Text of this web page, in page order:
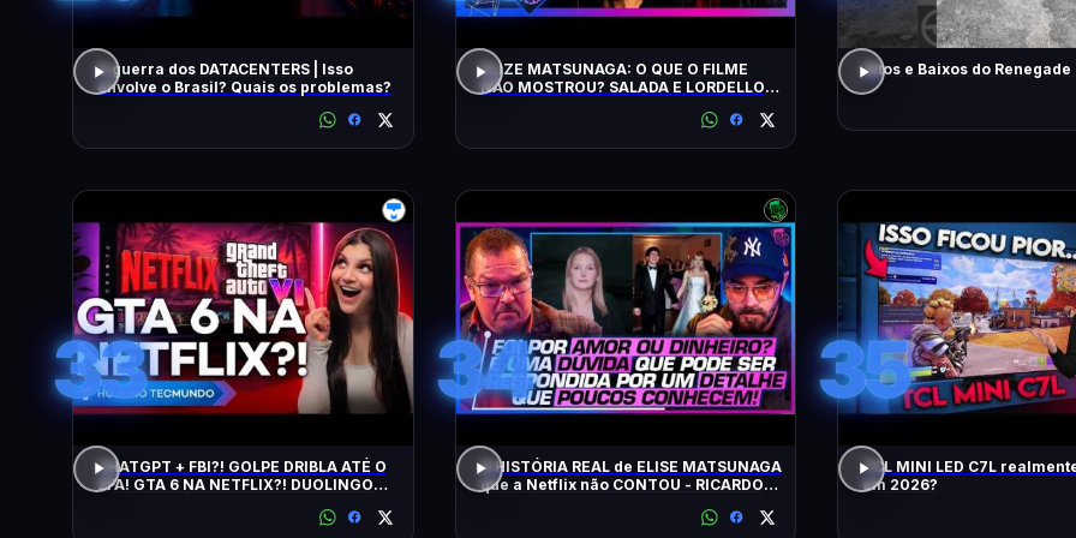
A guerra dos DATACENTERS | Isso
envolve o Brasil? Quais os problemas?
ELIZE MATSUNAGA: O QUE O FILME
NÃO MOSTROU? SALADA E LORDELLO -
Altos e Baixos do
33
CHATGPT + FBI?! GOLPE DRIBLA ATÉ O
2FA! GTA 6 NA NETFLIX?! DUOLINGO
34
A HISTÓRIA REAL de ELISE MATSUNAGA
que a Netflix não CONTOU - RICARDO
35
TCL MINI LED C7L
em 2026?